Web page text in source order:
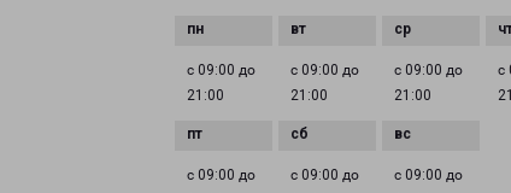
с 09:00 до
21:00
с 09:00 до
21:00
с 09:00 до
21:00
с
с 09:00 до
с 09:00 до
с 09:00 до